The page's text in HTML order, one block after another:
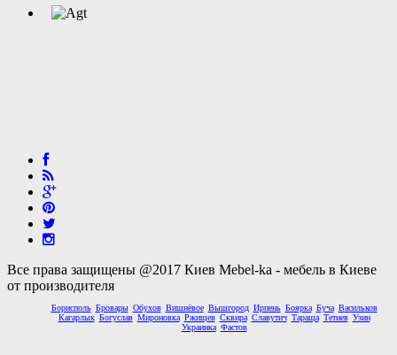
Все права защищены @2017 Киев Mebel-ka - мебель в Киеве
от производителя
Борисполь Бровары Обухов Вишнёвое Вышгород Ирпень Боярка Буча Васильков
Кагарлык Богуслав Мироновка Ржищев Сквира Славутич Тараща Тетиев Узин
Украинка Фастов